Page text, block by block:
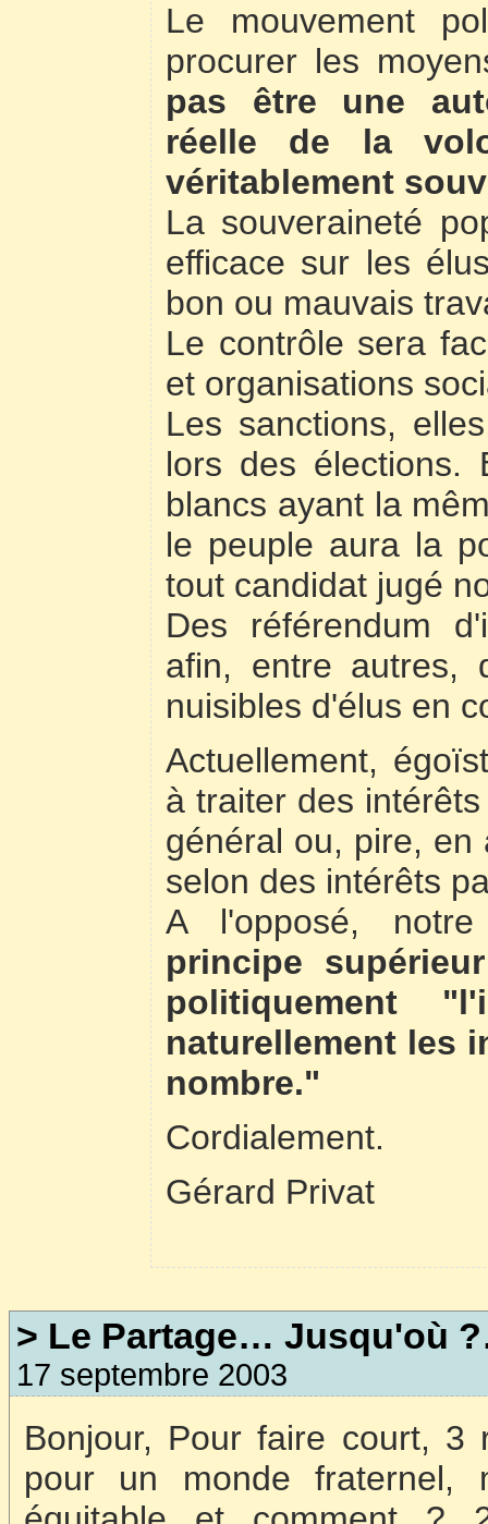
Le mouvement
procurer les
pas être une
réelle de la
véritablement
La souveraineté
efficace sur les
bon ou mauvais
Le contrôle sera
et organisations
Les sanctions,
lors des élections.
blancs ayant la
le peuple aura la
tout candidat jugé
Des référendum
afin, entre autres,
nuisibles d'élus en
Actuellement,
à traiter des
général ou, pire, en
selon des intérêts
A l'opposé,
principe
politiquement
naturellement les
nombre."
Cordialement.
Gérard Privat
> Le Partage… Jusqu'où
17 septembre 2003
Bonjour, Pour faire court, 3
pour un monde fraternel,